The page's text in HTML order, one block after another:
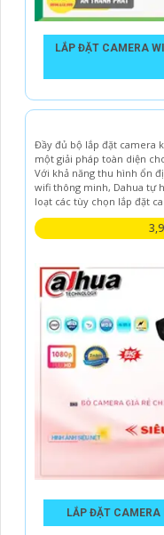
LẮP ĐẶT CAMERA
LẮP ĐẶT CAMERA
Đầy đủ bộ lắp đặt camera
một giải pháp toàn diện
Với khả năng thu hình ổn
wifi thông minh, Dahua tự
loạt các tùy chọn lắp đặt